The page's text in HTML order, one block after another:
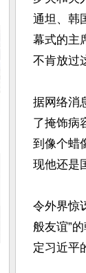
通坦、韩
幕式的主
不肯放过
据网络消
了掩饰病
到像个蜡
现他还是
令外界惊
般友谊”
定习近平